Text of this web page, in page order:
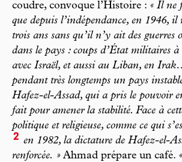
coudre, convoque l’Histoire : « Il ne
que depuis l’indépendance, en 1946, il
trois ans sans qu’il n’y ait des guerres
dans le pays : coups d’État militaires
avec Israël, et aussi au Liban, en
pendant très longtemps un pays
Hafez-el-Assad, qui a pris le pouvoir
fait pour amener la stabilité. Face à
politique et religieuse, comme ce qui
2 en 1982, la dictature de Hafez-el-
renforcée. » Ahmad prépare un café.